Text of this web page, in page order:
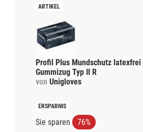
Profil Plus Mundschutz
Gummizug Typ II R
von Unigloves
Sie sparen 76%